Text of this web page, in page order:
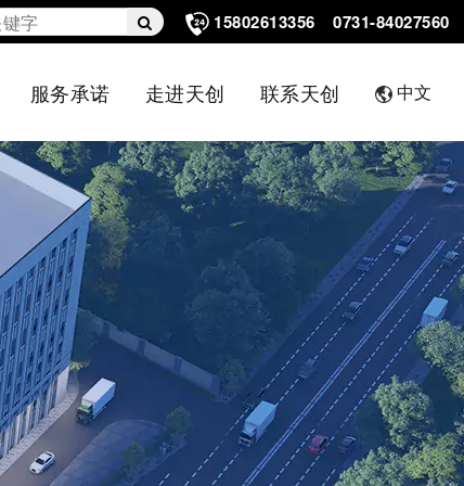
15802613356 0731-84027560
服务承诺 走进天创 联系天创 中文